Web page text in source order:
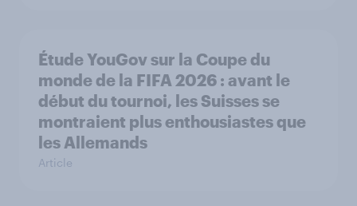
Étude YouGov sur la Coupe du
monde de la FIFA 2026 : avant le
début du tournoi, les Suisses se
montraient plus enthousiastes que
les Allemands
Article